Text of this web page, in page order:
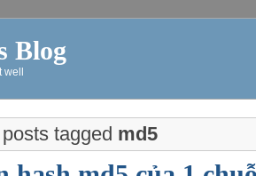
Blog
tagged md5